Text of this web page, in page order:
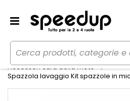
Home Moto
Cura della moto
Accessori cura della moto
Spazzola lavaggio Kit spazzole in